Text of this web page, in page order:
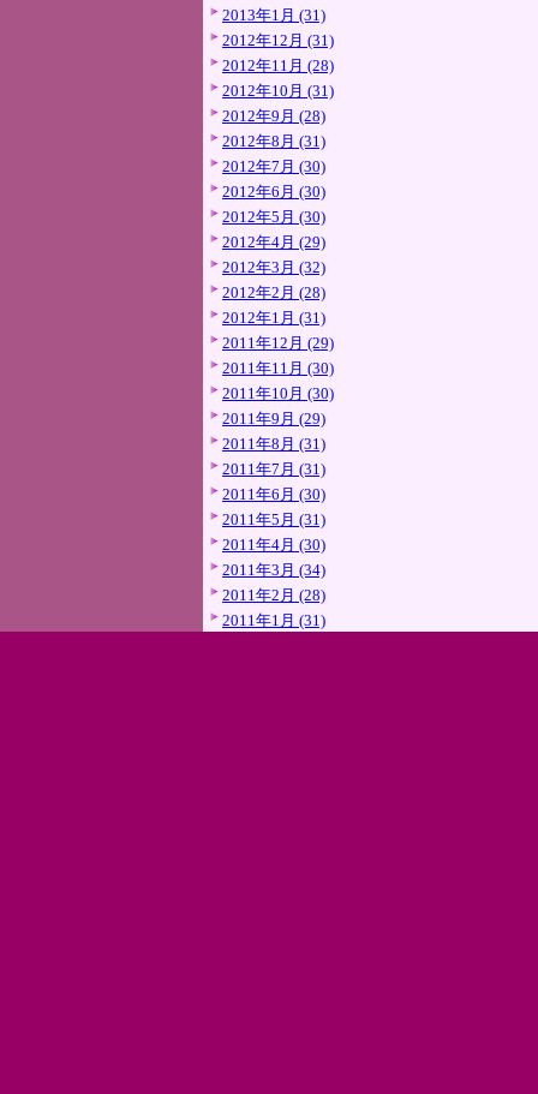
2013年1月 (31)
2012年12月 (31)
2012年11月 (28)
2012年10月 (31)
2012年9月 (28)
2012年8月 (31)
2012年7月 (30)
2012年6月 (30)
2012年5月 (30)
2012年4月 (29)
2012年3月 (32)
2012年2月 (28)
2012年1月 (31)
2011年12月 (29)
2011年11月 (30)
2011年10月 (30)
2011年9月 (29)
2011年8月 (31)
2011年7月 (31)
2011年6月 (30)
2011年5月 (31)
2011年4月 (30)
2011年3月 (34)
2011年2月 (28)
2011年1月 (31)